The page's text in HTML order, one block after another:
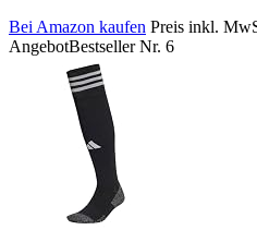
Bei Amazon kaufen Preis inkl.
AngebotBestseller Nr. 6